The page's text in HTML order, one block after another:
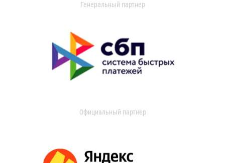
Генеральный партнер
Официальный партнер